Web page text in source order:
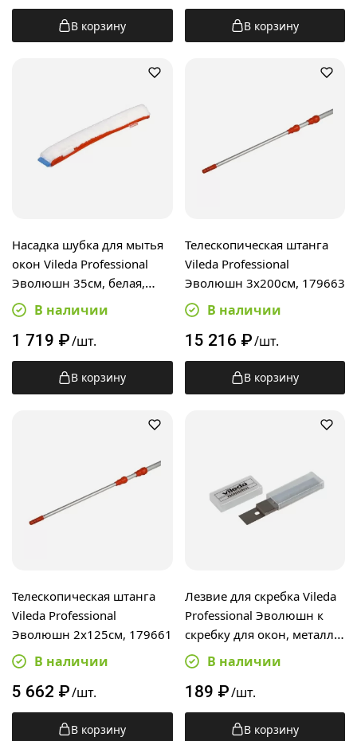
В корзину В корзину
Насадка шубка для мытья
окон Vileda Professional
Эволюшн 35см, белая,
500207В наличии
1 719 ₽/шт.
В корзину
Телескопическая штанга
Vileda Professional
Эволюшн 3х200см, 179663
В наличии
15 216 ₽/шт.
В корзину
Телескопическая штанга
Vileda Professional
Эволюшн 2х125см, 179661
В наличии
5 662 ₽/шт.
В корзину
Лезвие для скребка Vileda
Professional Эволюшн к
скребку для окон, металл,
100814, 1шт
В наличии
189 ₽/шт.
В корзину